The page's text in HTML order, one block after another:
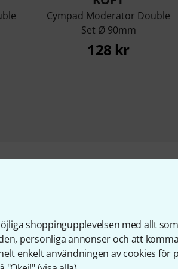
shoppingupplevelsen med allt
personliga annonser och att
enkelt användningen av cookies för
Cympad Moderator Double
Set Ø 90mm
128 kr
produkter